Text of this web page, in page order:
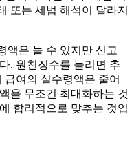
또는 세법 해석이 달라지
액은 늘 수 있지만 신고
. 원천징수를 늘리면 추
여의 실수령액은 줄어
을 무조건 최대화하는 것
합리적으로 맞추는 것입